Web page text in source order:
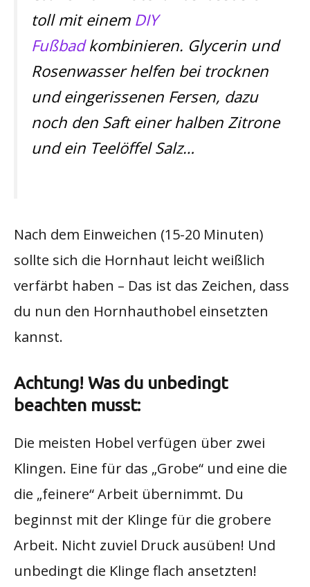
toll mit einem DIY
Fußbadkombinieren. Glycerin und
Rosenwasser helfen bei trocknen
und eingerissenen Fersen, dazu
noch den Saft einer halben Zitrone
und ein Teelöffel Salz…
Nach dem Einweichen (15-20 Minuten)
sollte sich die Hornhaut leicht weißlich
verfärbt haben – Das ist das Zeichen, dass
du nun den Hornhauthobel einsetzten
kannst.
Achtung! Was du unbedingt
beachten musst:
Die meisten Hobel verfügen über zwei
Klingen. Eine für das „Grobe“ und eine die
die „feinere“ Arbeit übernimmt. Du
beginnst mit der Klinge für die grobere
Arbeit. Nicht zuviel Druck ausüben! Und
unbedingt die Klinge flach ansetzten!